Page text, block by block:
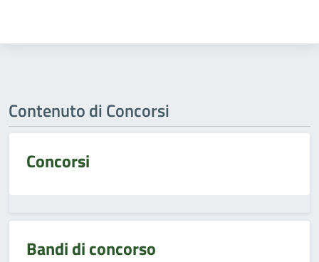
Contenuto di Concorsi
Concorsi
Bandi di concorso